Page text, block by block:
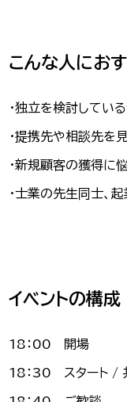
こんな人にお
・独立を検討してい
・提携先や相談先を
・新規顧客の獲得に
・士業の先生同士、
イベントの構成
18：00 開場
18：30 スタート /